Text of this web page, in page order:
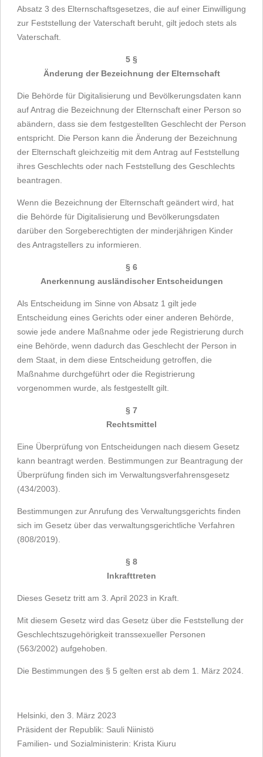
Absatz 3 des Elternschaftsgesetzes, die auf einer Einwilligung
zur Feststellung der Vaterschaft beruht, gilt jedoch stets als
Vaterschaft.
5 §
Änderung der Bezeichnung der Elternschaft
Die Behörde für Digitalisierung und Bevölkerungsdaten kann
auf Antrag die Bezeichnung der Elternschaft einer Person so
abändern, dass sie dem festgestellten Geschlecht der Person
entspricht. Die Person kann die Änderung der Bezeichnung
der Elternschaft gleichzeitig mit dem Antrag auf Feststellung
ihres Geschlechts oder nach Feststellung des Geschlechts
beantragen.
Wenn die Bezeichnung der Elternschaft geändert wird, hat
die Behörde für Digitalisierung und Bevölkerungsdaten
darüber den Sorgeberechtigten der minderjährigen Kinder
des Antragstellers zu informieren.
§ 6
Anerkennung ausländischer Entscheidungen
Als Entscheidung im Sinne von Absatz 1 gilt jede
Entscheidung eines Gerichts oder einer anderen Behörde,
sowie jede andere Maßnahme oder jede Registrierung durch
eine Behörde, wenn dadurch das Geschlecht der Person in
dem Staat, in dem diese Entscheidung getroffen, die
Maßnahme durchgeführt oder die Registrierung
vorgenommen wurde, als festgestellt gilt.
§ 7
Rechtsmittel
Eine Überprüfung von Entscheidungen nach diesem Gesetz
kann beantragt werden. Bestimmungen zur Beantragung der
Überprüfung finden sich im Verwaltungsverfahrensgesetz
(434/2003).
Bestimmungen zur Anrufung des Verwaltungsgerichts finden
sich im Gesetz über das verwaltungsgerichtliche Verfahren
(808/2019).
§ 8
Inkrafttreten
Dieses Gesetz tritt am 3. April 2023 in Kraft.
Mit diesem Gesetz wird das Gesetz über die Feststellung der
Geschlechtszugehörigkeit transsexueller Personen
(563/2002) aufgehoben.
Die Bestimmungen des § 5 gelten erst ab dem 1. März 2024.
Helsinki, den 3. März 2023
Präsident der Republik: Sauli Niinistö
Familien- und Sozialministerin: Krista Kiuru